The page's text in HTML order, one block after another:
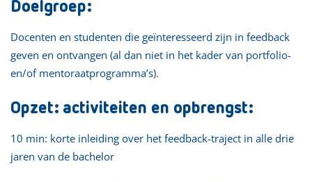
Doelgroep:
Docenten en studenten die geïnteresseerd zijn in feedback
geven en ontvangen (al dan niet in het kader van portfolio-
en/of mentoraatprogramma’s).
Opzet: activiteiten en opbrengst:
10 min: korte inleiding over het feedback-traject in alle drie
jaren van de bachelor